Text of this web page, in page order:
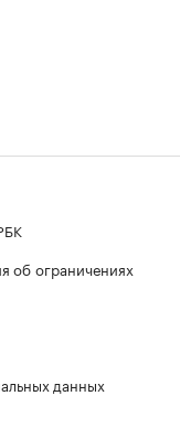
об ограничениях
данных